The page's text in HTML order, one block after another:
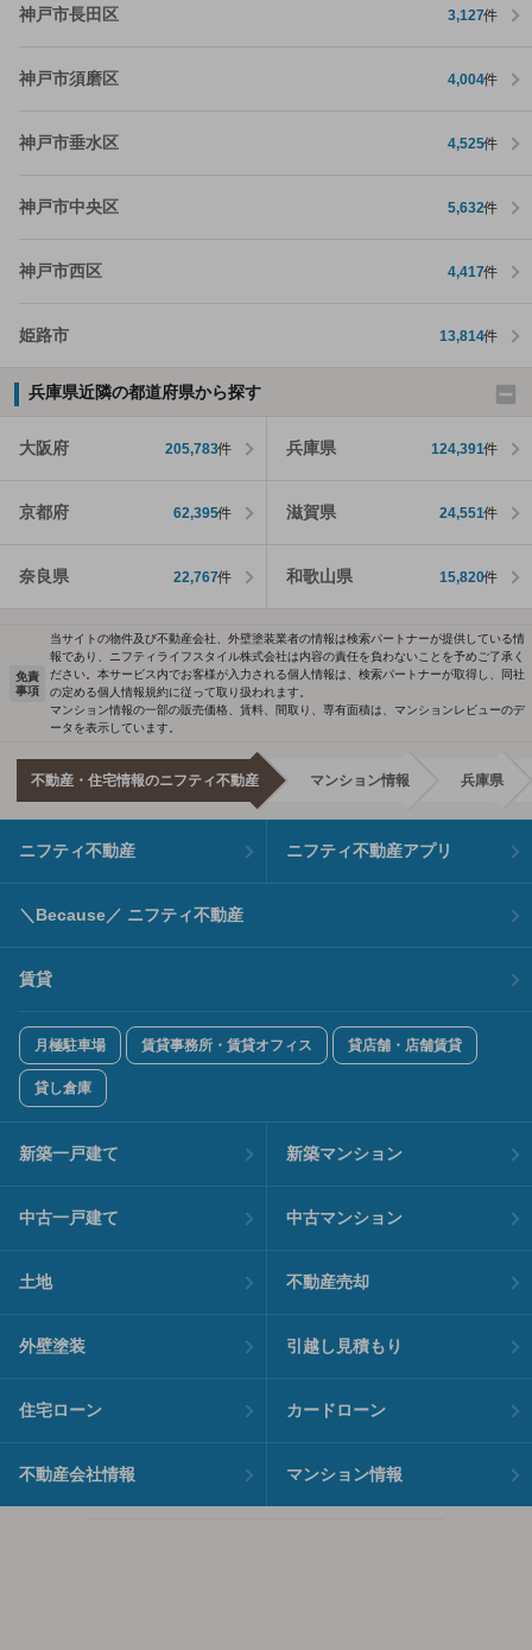
神戸市長田区 3,127件
神戸市須磨区 4,004件
神戸市垂水区 4,525件
神戸市中央区 5,632件
神戸市西区 4,417件
姫路市 13,814件
兵庫県近隣の都道府県から探す
大阪府 205,783件 兵庫県 124,391件
京都府 62,395件 滋賀県 24,551件
奈良県 22,767件 和歌山県 15,820件
免責
事項
当サイトの物件及び不動産会社、外壁塗装業者の情報は検索パートナーが提供している情
報であり、ニフティライフスタイル株式会社は内容の責任を負わないことを予めご了承く
ださい。本サービス内でお客様が入力される個人情報は、検索パートナーが取得し、同社
の定める個人情報規約に従って取り扱われます。
マンション情報の一部の販売価格、賃料、間取り、専有面積は、マンションレビューのデ
ータを表示しています。
不動産・住宅情報のニフティ不動産 マンション情報 兵庫県
ニフティ不動産 ニフティ不動産アプリ
＼Because／ ニフティ不動産
賃貸
月極駐車場 賃貸事務所・賃貸オフィス 貸店舗・店舗賃貸
貸し倉庫
新築一戸建て 新築マンション
中古一戸建て 中古マンション
土地 不動産売却
外壁塗装 引越し見積もり
住宅ローン カードローン
不動産会社情報 マンション情報